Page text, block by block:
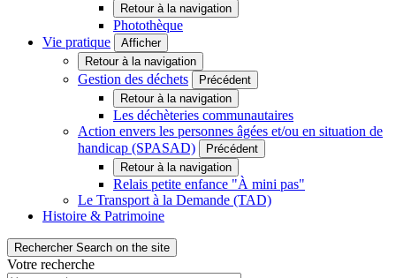
Retour à la navigation
Photothèque
Vie pratique
Afficher
Retour à la navigation
Gestion des déchets
Précédent
Retour à la navigation
Les déchèteries communautaires
Action envers les personnes âgées et/ou en situation de
handicap (SPASAD)
Précédent
Retour à la navigation
Relais petite enfance "À mini pas"
Le Transport à la Demande (TAD)
Histoire & Patrimoine
Rechercher Search on the site
Votre recherche